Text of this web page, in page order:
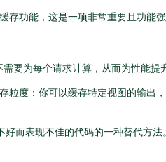
存功能，这是一项非常重要且功能强
要为每个请求计算，从而为性能提
粒度：你可以缓存特定视图的输出
而表现不佳的代码的一种替代方